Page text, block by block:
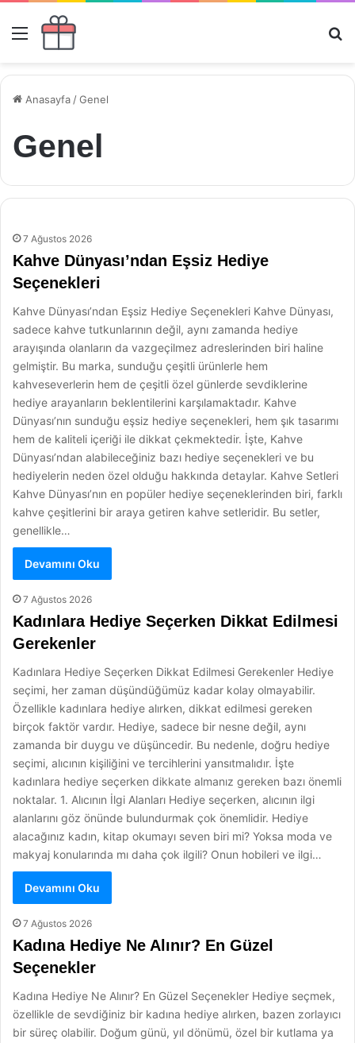
Menü
Anasayfa /Genel
Genel
7 Ağustos 2026
Kahve Dünyası’ndan Eşsiz Hediye
Seçenekleri
Kahve Dünyası’ndan Eşsiz Hediye Seçenekleri Kahve Dünyası,
sadece kahve tutkunlarının değil, aynı zamanda hediye
arayışında olanların da vazgeçilmez adreslerinden biri haline
gelmiştir. Bu marka, sunduğu çeşitli ürünlerle hem
kahveseverlerin hem de çeşitli özel günlerde sevdiklerine
hediye arayanların beklentilerini karşılamaktadır. Kahve
Dünyası’nın sunduğu eşsiz hediye seçenekleri, hem şık tasarımı
hem de kaliteli içeriği ile dikkat çekmektedir. İşte, Kahve
Dünyası’ndan alabileceğiniz bazı hediye seçenekleri ve bu
hediyelerin neden özel olduğu hakkında detaylar. Kahve Setleri
Kahve Dünyası’nın en popüler hediye seçeneklerinden biri, farklı
kahve çeşitlerini bir araya getiren kahve setleridir. Bu setler,
genellikle…
Devamını Oku
7 Ağustos 2026
Kadınlara Hediye Seçerken Dikkat Edilmesi
Gerekenler
Kadınlara Hediye Seçerken Dikkat Edilmesi Gerekenler Hediye
seçimi, her zaman düşündüğümüz kadar kolay olmayabilir.
Özellikle kadınlara hediye alırken, dikkat edilmesi gereken
birçok faktör vardır. Hediye, sadece bir nesne değil, aynı
zamanda bir duygu ve düşüncedir. Bu nedenle, doğru hediye
seçimi, alıcının kişiliğini ve tercihlerini yansıtmalıdır. İşte
kadınlara hediye seçerken dikkate almanız gereken bazı önemli
noktalar. 1. Alıcının İlgi Alanları Hediye seçerken, alıcının ilgi
alanlarını göz önünde bulundurmak çok önemlidir. Hediye
alacağınız kadın, kitap okumayı seven biri mi? Yoksa moda ve
makyaj konularında mı daha çok ilgili? Onun hobileri ve ilgi…
Devamını Oku
7 Ağustos 2026
Kadına Hediye Ne Alınır? En Güzel
Seçenekler
Kadına Hediye Ne Alınır? En Güzel Seçenekler Hediye seçmek,
özellikle de sevdiğiniz bir kadına hediye alırken, bazen zorlayıcı
bir süreç olabilir. Doğum günü, yıl dönümü, özel bir kutlama ya